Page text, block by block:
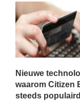
Nieuwe
waarom Citizen
steeds